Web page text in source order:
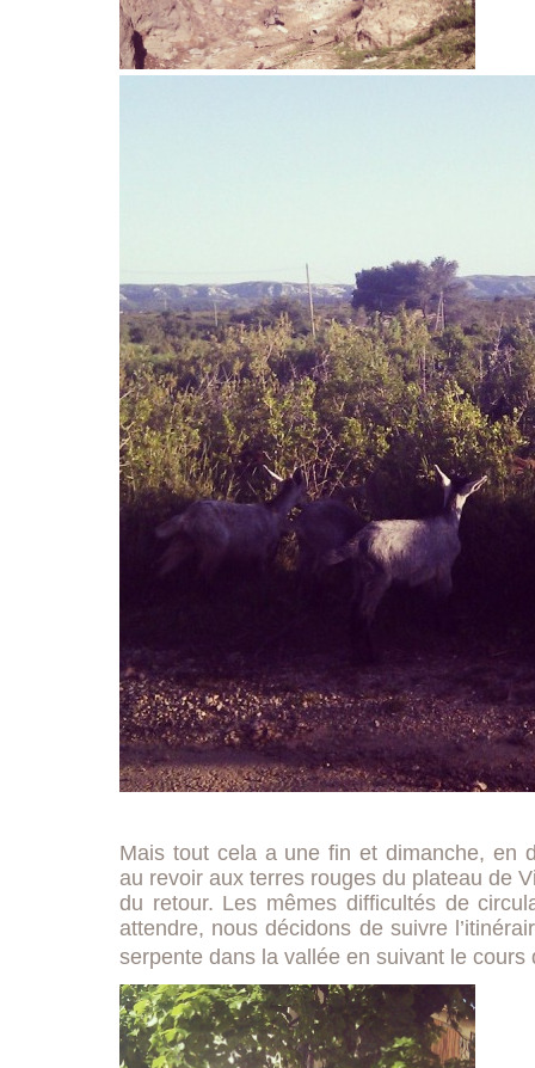
Mais tout cela a une fin et dimanche, en
au revoir aux terres rouges du plateau de
du retour. Les mêmes difficultés de
attendre, nous décidons de suivre
serpente dans la vallée en suivant le